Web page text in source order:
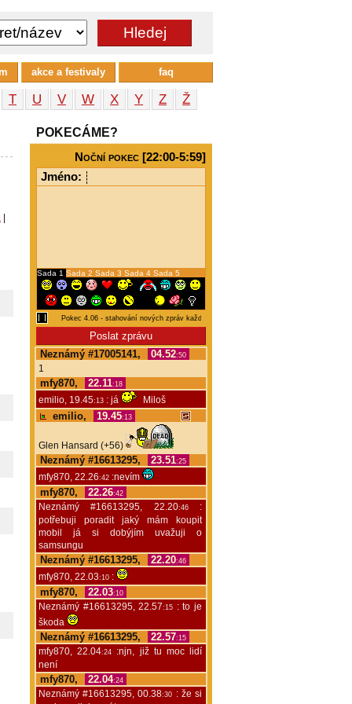
T U V W X Y Z
Ž
POKECÁME?
Noční pokec [22:00-5:59]
Jméno:
Sada 1 Sada 2 Sada 3 Sada 4 Sada 5
Neznámý #17005141, 04.52:50
1
mfy870, 22.11:18
emilio, 19.45:13 : já Miloš
emilio, 19.45:13
Glen Hansard (+56)
Neznámý #16613295, 23.51:25
mfy870, 22.26:42 :nevím
mfy870, 22.26:42
Neznámý #16613295, 22.20:46:
potřebuji poradit jaký mám koupit
mobil já si dobýjím uvažuji o
samsungu
Neznámý #16613295, 22.20:46
mfy870, 22.03:10 :
mfy870, 22.03:10
Neznámý #16613295, 22.57:15 : to je
škoda
Neznámý #16613295, 22.57:15
mfy870, 22.04:24
:njn, již tu moc lidí
není
mfy870, 22.04:24
Neznámý #16613295, 00.38:30 : že si
akce a festivaly faq